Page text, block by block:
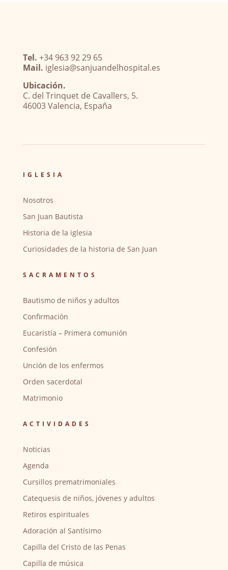
Tel. +34 963 92 29 65
Mail. iglesia@sanjuandelhospital.es
Ubicación.
C. del Trinquet de Cavallers, 5.
46003 Valencia, España
IGLESIA
Nosotros
San Juan Bautista
Historia de la iglesia
Curiosidades de la historia de San Juan
SACRAMENTOS
Bautismo de niños y adultos
Confirmación
Eucaristía – Primera comunión
Confesión
Unción de los enfermos
Orden sacerdotal
Matrimonio
ACTIVIDADES
Noticias
Agenda
Cursillos prematrimoniales
Catequesis de niños, jóvenes y adultos
Retiros espirituales
Adoración al Santísimo
Capilla del Cristo de las Penas
Capilla de música